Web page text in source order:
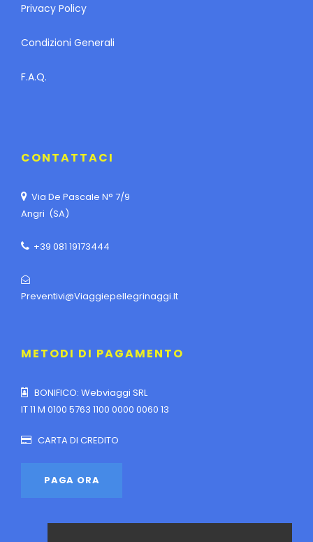
Privacy Policy
Condizioni Generali
F.A.Q.
CONTATTACI
Via De Pascale N° 7/9
Angri (SA)
+39 081 19173444
Preventivi@viaggiepellegrinaggi.it
METODI DI PAGAMENTO
BONIFICO: Webviaggi SRL
IT 11 M 0100 5763 1100 0000 0060 13
CARTA DI CREDITO